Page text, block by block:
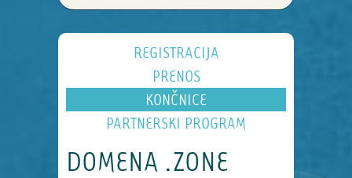
REGISTRACIJA
PRENOS
KONČNICE
PARTNERSKI PROGRAM
DOMENA .ZONE